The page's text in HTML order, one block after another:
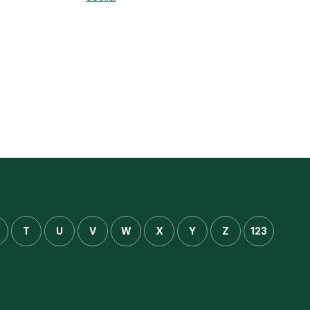
T U V W X Y Z 123